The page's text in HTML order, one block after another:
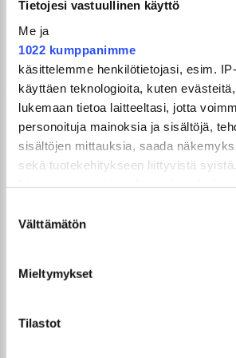
Tietojesi vastuullinen käyttö
Me ja
1022 kumppanimme
käsittelemme henkilötietojasi, esim.
käyttäen teknologioita, kuten
lukemaan tietoa laitteeltasi, jotta
personoituja mainoksia ja sisältöjä,
sisältöjen mittauksia, saada
sekä tuotekehitykseen liittyvistä
Jos sallit, haluamme myös tehdä
Tunnistaa laitteesi
muodostaminen)
valinta
Välttämätön
Mieltymykset
Tilastot
Kerro meille mielipiteesi siitä,
paremmin?
25.8.2025
22.8.2025
GTi-Magazinen numero 5 / 2026
Sopivasti Lihava · Volkswagen